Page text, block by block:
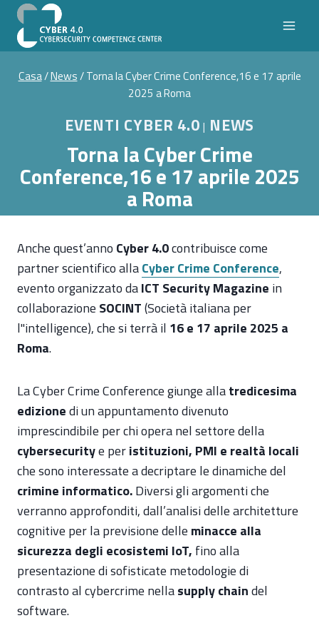
Salta
contenuto
Casa/News/Torna la Cyber Crime Conference,16 e 17 aprile
2025 a Roma
EVENTI CYBER 4.0 | NEWS
Torna la Cyber Crime
Conference,16 e 17 aprile 2025
a Roma
Anche quest’anno Cyber 4.0contribuisce come
partner scientifico allaCyber Crime Conference,
evento organizzato daICT Security Magazine in
collaborazione SOCINT(Società italiana per
l"intelligence), che si terrà il 16 e 17 aprile 2025 a
Roma.
La Cyber Crime Conference giunge allatredicesima
edizionedi un appuntamento divenuto
imprescindibile per chi opera nel settore della
cybersecuritye peristituzioni, PMI e realtà locali
che sono interessate a decriptare le dinamiche del
crimine informatico.Diversi gli argomenti che
verranno approfonditi, dall’analisi delle architetture
cognitive per la previsione delle minacce alla
sicurezza degli ecosistemi IoT, fino alla
presentazione di sofisticate metodologie di
contrasto al cybercrime nellasupply chaindel
software.